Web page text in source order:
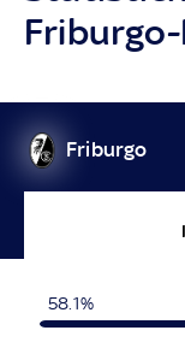
Friburgo
58.1%